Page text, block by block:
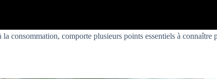
consommation, comporte plusieurs points essentiels à